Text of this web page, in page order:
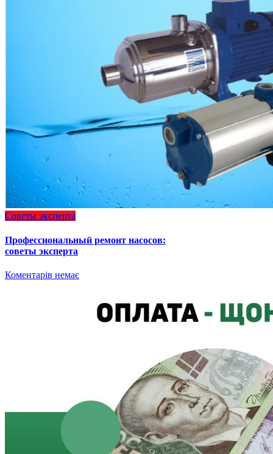
Советы эксперта
Профессиональный ремонт насосов:
советы эксперта
Коментарів немає